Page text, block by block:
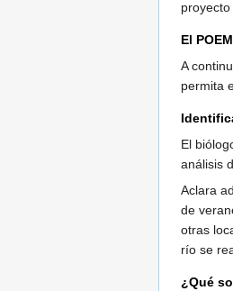
El POEM
A
permita
El
análisis
Aclara
de
otras
río se
¿Qué